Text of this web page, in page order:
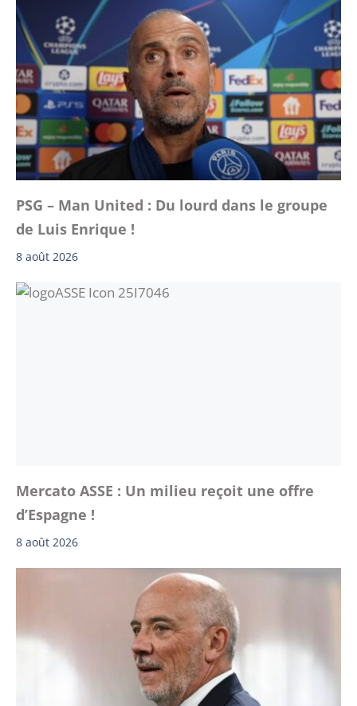
PSG – Man United : Du lourd dans le groupe
de Luis Enrique !
8 août 2026
Mercato ASSE : Un milieu reçoit une offre
d’Espagne !
8 août 2026